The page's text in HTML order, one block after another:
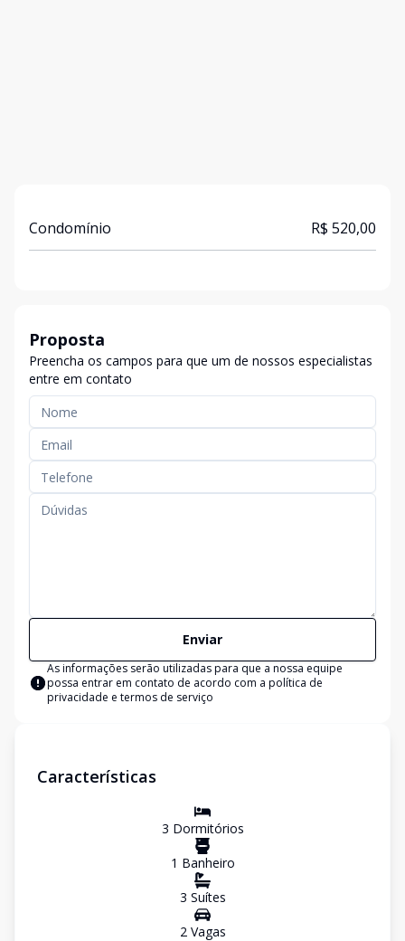
Condomínio R$ 520,00
Proposta
Preencha os campos para que um de nossos especialistas
entre em contato
Enviar
As informações serão utilizadas para que a nossa equipe
possa entrar em contato de acordo com a política de
privacidade e termos de serviço
Características
3 Dormitórios
1 Banheiro
3 Suítes
2Vagas